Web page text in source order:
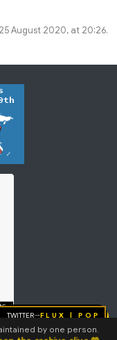
August 2020, at 20:26.
Twitter→FLUX | pop
by one person.